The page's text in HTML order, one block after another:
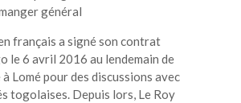
général
français a signé son contrat
le 6 avril 2016 au lendemain de
Lomé pour des discussions avec
togolaises. Depuis lors, Le Roy